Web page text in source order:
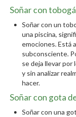
Soñar con
Soñar con un
una piscina,
emociones. Está
subconsciente.
se deja llevar
y sin analizar
hacer.
Soñar con gota
Soñar con una